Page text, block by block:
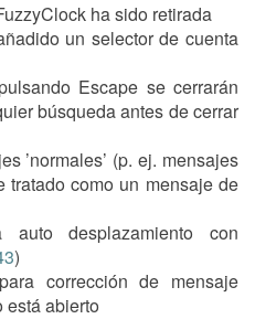
ha sido retirada
un selector de cuenta
Escape se cerrarán
búsqueda antes de cerrar
’normales’ (p. ej. mensajes
tratado como un mensaje de
auto desplazamiento con
)
corrección de mensaje
está abierto